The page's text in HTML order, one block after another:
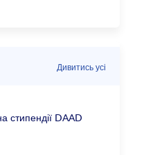
Дивитись усі
стипендії DAAD